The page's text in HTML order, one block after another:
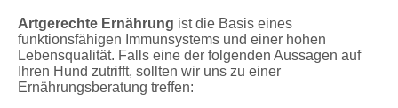
Artgerechte Ernährung ist die Basis eines
funktionsfähigen Immunsystems und einer hohen
Lebensqualität. Falls eine der folgenden Aussagen auf
Ihren Hund zutrifft, sollten wir uns zu einer
Ernährungsberatung treffen: